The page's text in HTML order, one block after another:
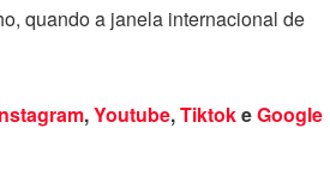
quando a janela internacional de
,Youtube,TiktokeGoogle